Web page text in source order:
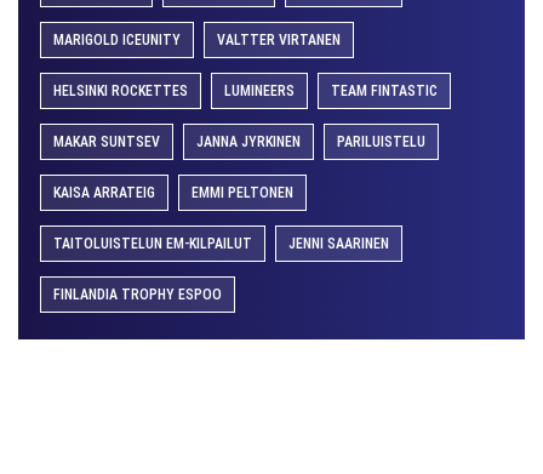
MARIGOLD ICEUNITY VALTTER VIRTANEN
HELSINKI ROCKETTES LUMINEERS TEAM FINTASTIC
MAKAR SUNTSEV JANNA JYRKINEN PARILUISTELU
KAISA ARRATEIG EMMI PELTONEN
TAITOLUISTELUN EM-KILPAILUT JENNI SAARINEN
FINLANDIA TROPHY ESPOO